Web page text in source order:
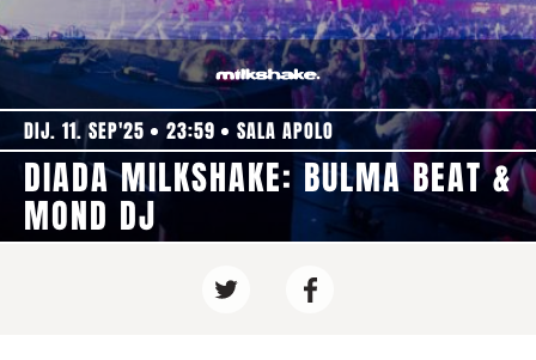
DIJ. 11. SEP'25 23:59 SALA APOLO
DIADA MILKSHAKE: BULMA BEAT &
MOND DJ